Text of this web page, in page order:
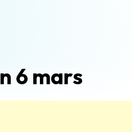
6 mars